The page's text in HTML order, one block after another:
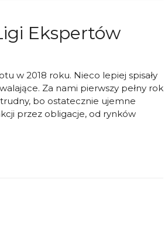
Ekspertów
w 2018 roku. Nieco lepiej spisały
Za nami pierwszy pełny rok
bo ostatecznie ujemne
przez obligacje, od rynków